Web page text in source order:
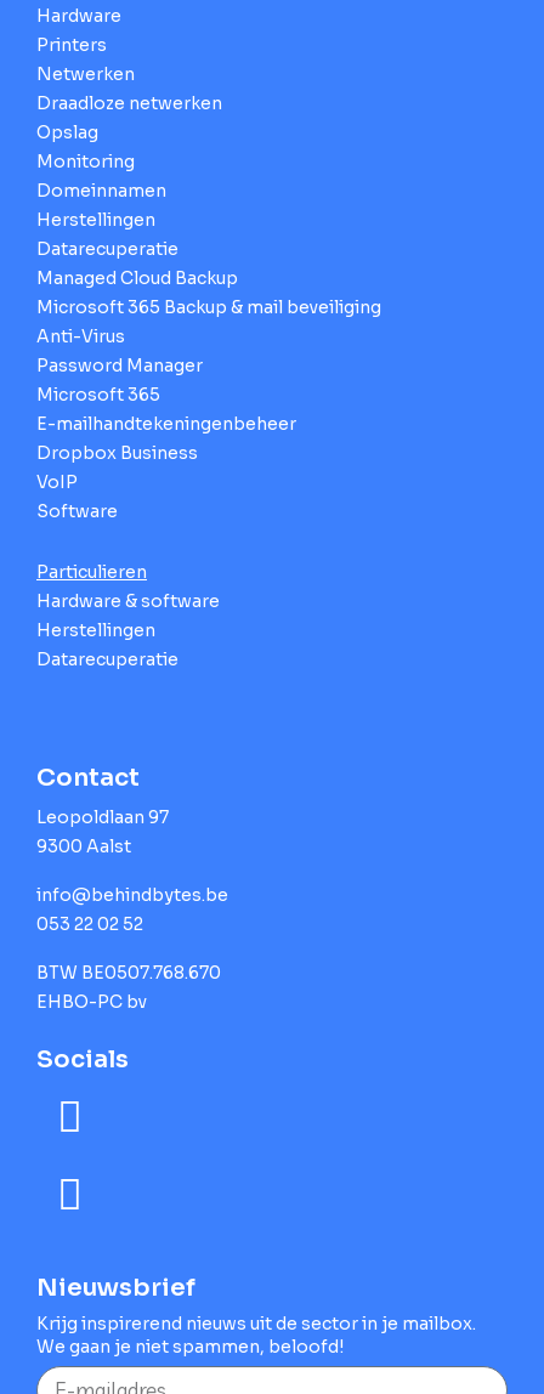
Hardware
Printers
Netwerken
Draadloze netwerken
Opslag
Monitoring
Domeinnamen
Herstellingen
Datarecuperatie
Managed Cloud Backup
Microsoft 365 Backup & mail beveiliging
Anti-Virus
Password Manager
Microsoft 365
E-mailhandtekeningenbeheer
Dropbox Business
VoIP
Software
Particulieren
Hardware & software
Herstellingen
Datarecuperatie
Contact
Leopoldlaan 97
9300 Aalst
info@behindbytes.be
053 22 02 52
BTW BE0507.768.670
EHBO-PC bv
Socials
Nieuwsbrief
Krijg inspirerend nieuws uit de sector in je mailbox.
We gaan je niet spammen, beloofd!